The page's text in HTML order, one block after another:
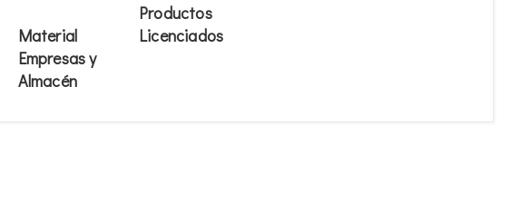
Material
Empresas y
Almacén
Productos
Licenciados